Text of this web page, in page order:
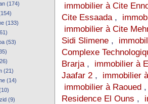
(174)
(133)
(53)
(21)
(14)
(9)
immobilier à Cite
Cite Essaada,
immobilier à Cite
Sidi Slimene,
Complexe
Brarja, immobilier à
Jaafar 2, immobilier
immobilier à Raoued
Residence El Ouns ,